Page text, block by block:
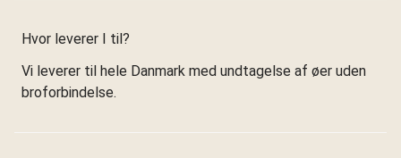
Hvor leverer I til?
Vi leverer til hele Danmark med undtagelse af øer uden
broforbindelse.